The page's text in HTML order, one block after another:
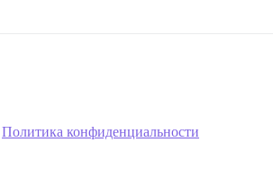
Политика конфиденциальности